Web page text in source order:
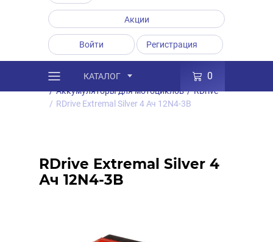
Акции
Войти Регистрация
КАТАЛОГ 0
Каталог / Товары
Аккумуляторы
/ Аккумуляторы для мотоциклов / RDrive
/ RDrive Extremal Silver 4 Ач 12N4-3B
RDrive Extremal Silver 4
Ач 12N4-3B